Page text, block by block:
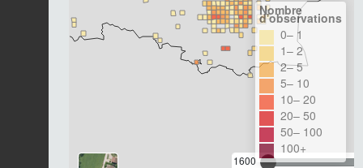
1600
Nombre
d'observations
0– 1
1– 2
2– 5
5– 10
10– 20
20– 50
50– 100
100+